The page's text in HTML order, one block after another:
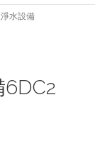
水設備
6DC2